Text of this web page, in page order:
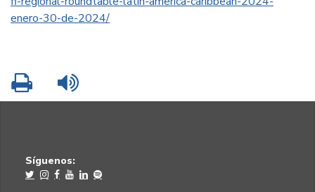
enero-30-de-2024/
Imprimir
Síguenos: